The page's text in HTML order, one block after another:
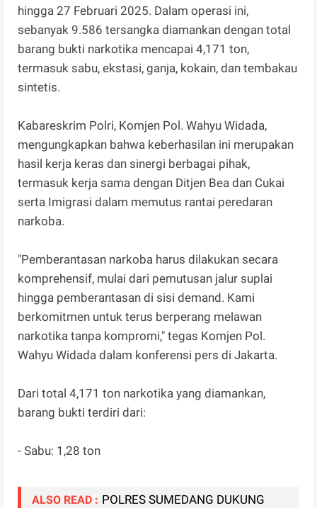
hingga 27 Februari 2025. Dalam operasi ini,
sebanyak 9.586 tersangka diamankan dengan total
barang bukti narkotika mencapai 4,171 ton,
termasuk sabu, ekstasi, ganja, kokain, dan tembakau
sintetis.
Kabareskrim Polri, Komjen Pol. Wahyu Widada,
mengungkapkan bahwa keberhasilan ini merupakan
hasil kerja keras dan sinergi berbagai pihak,
termasuk kerja sama dengan Ditjen Bea dan Cukai
serta Imigrasi dalam memutus rantai peredaran
narkoba.
"Pemberantasan narkoba harus dilakukan secara
komprehensif, mulai dari pemutusan jalur suplai
hingga pemberantasan di sisi demand. Kami
berkomitmen untuk terus berperang melawan
narkotika tanpa kompromi," tegas Komjen Pol.
Wahyu Widada dalam konferensi pers di Jakarta.
Dari total 4,171 ton narkotika yang diamankan,
barang bukti terdiri dari:
- Sabu: 1,28 ton
ALSO READ : POLRES SUMEDANG DUKUNG